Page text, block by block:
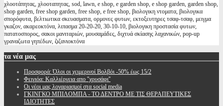
χλοοτάπητας, χλοοταπητας, sod, lawn, e shop, e garden shop, e shop garden, garden shop,
shop garden, free shop garden, free shop, e free shop, βιολογικη ντοματα, βιολογικα
σπορόφυτα, βελτιωτικα σκευασματα, ορμονες φυτων, εκτοξευτηρες τσαφ-τσαφ, μειγμα
γκαζον, ακαρεοκτόνα, λιπασμα 20-20-20, 30-10-10, βιολογικη προστασία φυτων,
πατατοσπορος, σακοι μανιταριών, μουσαμάδες, διχτυά σκίασης λαχανικών, pop-up
γραναζωτα γηπέδων, ζιζανιοκτόνα
τα νέα μας
Προσφορά: Όλοι οι χειμερινοί Βολβόι -50% έως 15/2
Φειγιόα: Καλλιέργεια απο ''χρυσάφι''
Oι νέοι μας λογαριασμοί στα social media
ΓΚΙΝΓΚΟ ΜΠΙΛΟΜΠΑ - ΤΟ ΔΕΝΤΡΟ ΜΕ ΤΙΣ ΘΕΡΑΠΕΥΤΙΚΕΣ
ΙΔΙΟΤΗΤΕΣ